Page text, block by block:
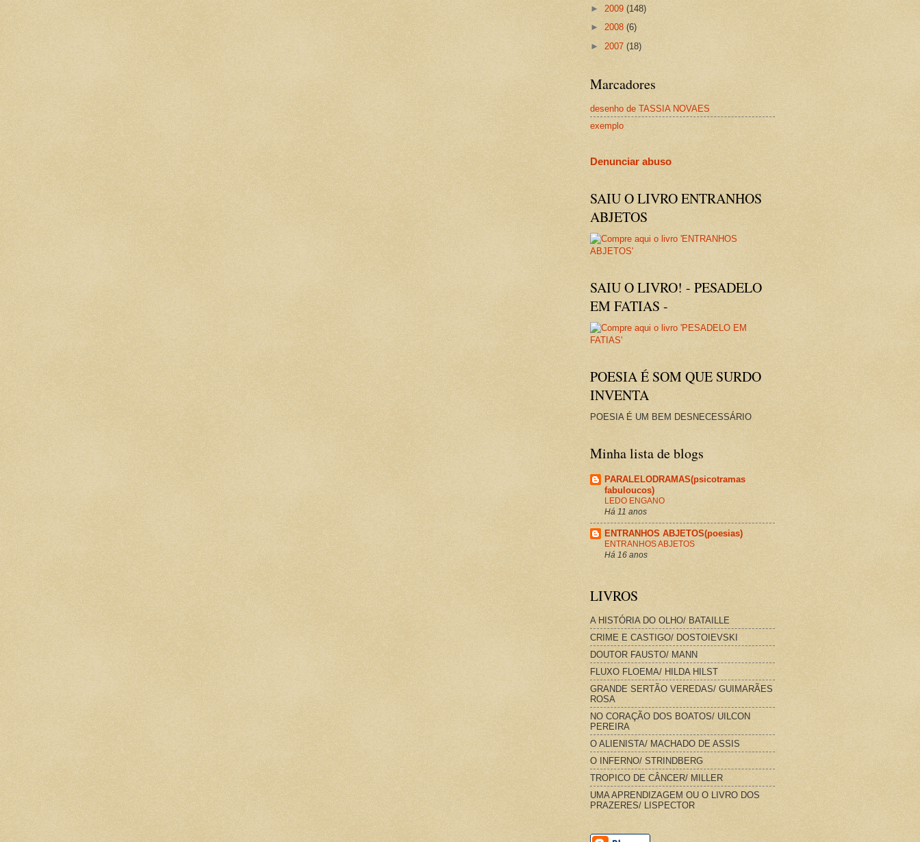
► 2009 (148)
► 2008 (6)
► 2007 (18)
Marcadores
desenho de TASSIA NOVAES
exemplo
Denunciar abuso
SAIU O LIVRO ENTRANHOS
ABJETOS
SAIU O LIVRO! - PESADELO
EM FATIAS -
POESIA É SOM QUE SURDO
INVENTA
POESIA É UM BEM DESNECESSÁRIO
Minha lista de blogs
PARALELODRAMAS(psicotramas
fabuloucos)
LEDO ENGANO
Há 11 anos
ENTRANHOS ABJETOS(poesias)
ENTRANHOS ABJETOS
Há 16 anos
LIVROS
A HISTÓRIA DO OLHO/ BATAILLE
CRIME E CASTIGO/ DOSTOIEVSKI
DOUTOR FAUSTO/ MANN
FLUXO FLOEMA/ HILDA HILST
GRANDE SERTÃO VEREDAS/ GUIMARÃES
ROSA
NO CORAÇÃO DOS BOATOS/ UILCON
PEREIRA
O ALIENISTA/ MACHADO DE ASSIS
O INFERNO/ STRINDBERG
TROPICO DE CÂNCER/ MILLER
UMA APRENDIZAGEM OU O LIVRO DOS
PRAZERES/ LISPECTOR